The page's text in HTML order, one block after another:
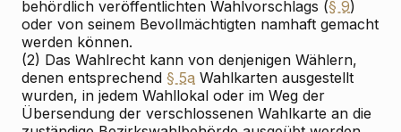
behördlich veröffentlichten Wahlvorschlags (§ 9)
oder von seinem Bevollmächtigten namhaft gemacht
werden können.
(2) Das Wahlrecht kann von denjenigen Wählern,
denen entsprechend § 5a Wahlkarten ausgestellt
wurden, in jedem Wahllokal oder im Weg der
Übersendung der verschlossenen Wahlkarte an die